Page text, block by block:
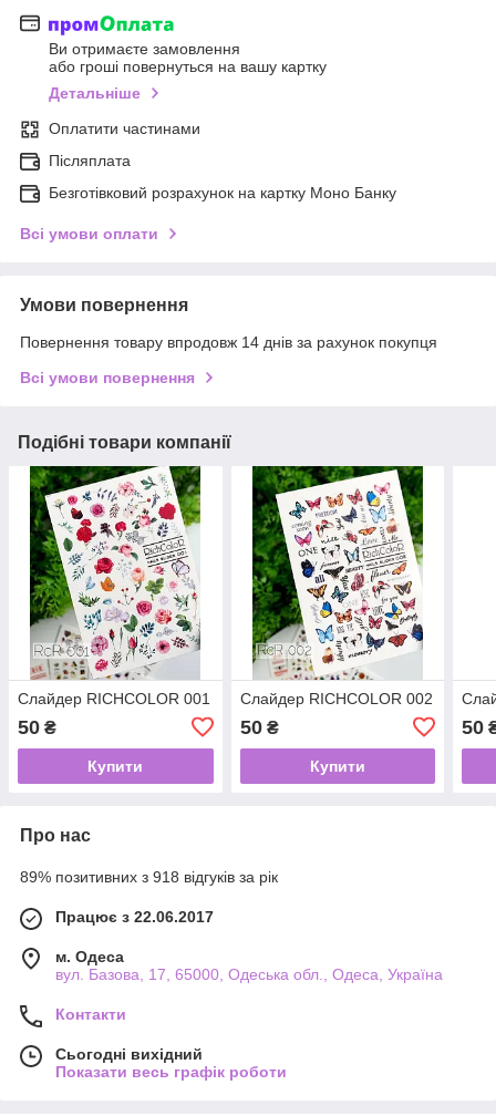
Ви отримаєте замовлення
або гроші повернуться на вашу картку
Детальніше
Оплатити частинами
Післяплата
Безготівковий розрахунок на картку Моно Банку
Всі умови оплати
Умови повернення
Повернення товару впродовж 14 днів за рахунок покупця
Всі умови повернення
Подібні товари компанії
Слайдер RICHCOLOR 001
50 ₴
Купити
Слайдер RICHCOLOR 002
50₴
Купити
50
Про нас
89% позитивних з 918 відгуків за рік
Працює з 22.06.2017
м. Одеса
вул. Базова, 17, 65000, Одеська обл., Одеса, Україна
Контакти
Сьогодні вихідний
Показати весь графік роботи